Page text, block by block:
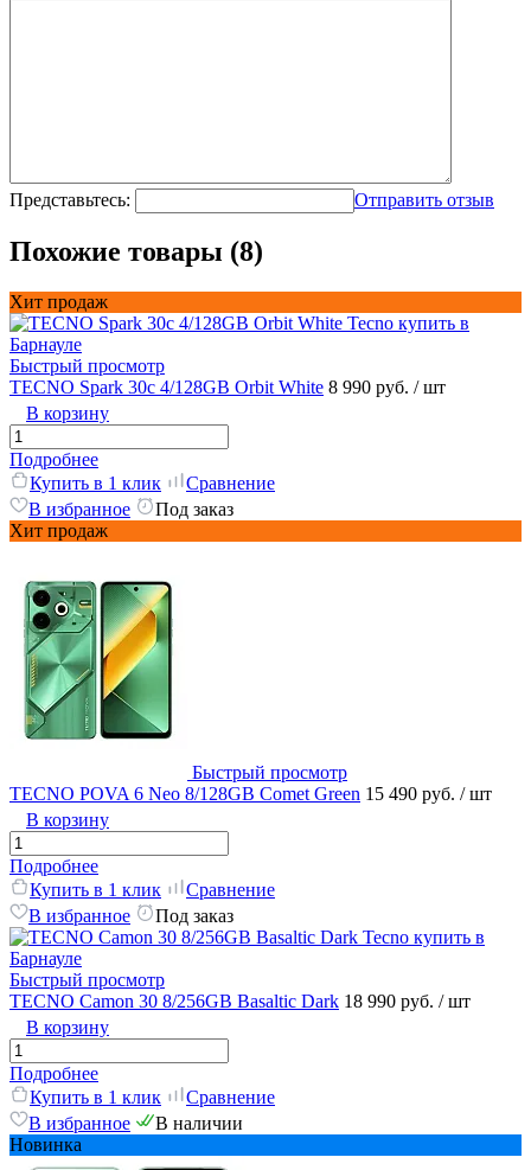
Представьтесь: Отправить отзыв
Похожие товары (8)
Хит продаж
Быстрый просмотр
TECNO Spark 30c 4/128GB Orbit White 8 990 руб. / шт
В корзину
Подробнее
Купить в 1 клик
Сравнение
В избранное
Под заказ
Хит продаж
Быстрый просмотр
TECNO POVA 6 Neo 8/128GB Comet Green 15 490 руб. / шт
В корзину
Подробнее
Купить в 1 клик
Сравнение
В избранное
Под заказ
Быстрый просмотр
TECNO Camon 30 8/256GB Basaltic Dark 18 990 руб. / шт
В корзину
Подробнее
Купить в 1 клик
Сравнение
В избранное
В наличии
Новинка